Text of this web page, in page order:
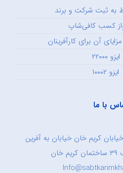
به ثبت شرکت و برند
کسب کافی‌شاپ
آن برای کارآفرینان
ایزو ۲۲۰۰۰
ایزو ۱۰۰۰۲
با ما
کریم خان خیابان به آفرین